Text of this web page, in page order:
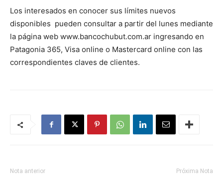
Los interesados en conocer sus límites nuevos
disponibles pueden consultar a partir del lunes mediante
la página web www.bancochubut.com.ar ingresando en
Patagonia 365, Visa online o Mastercard online con las
correspondientes claves de clientes.
Nota anterior Próxima Nota